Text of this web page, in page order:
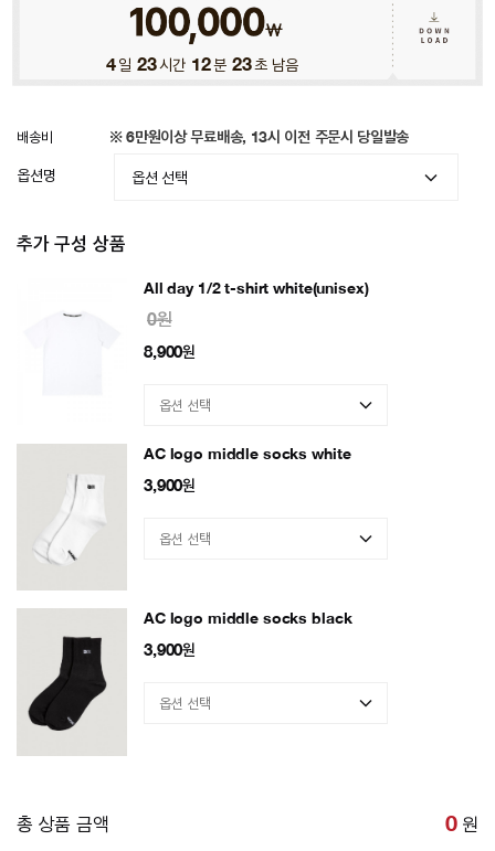
4일 23시간 12분 20초 남음
배송비 ※ 6만원이상 무료배송, 13시 이전 주문시 당일발송
옵션명
추가 구성 상품
All day 1/2 t-shirt white(unisex)
0원
8,900원
AC logo middle socks white
3,900원
AC logo middle socks black
3,900원
총 상품 금액 0 원